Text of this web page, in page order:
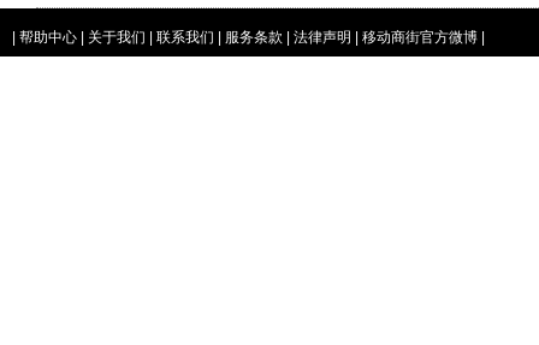
帮助中心 关于我们 联系我们 服务条款 法律声明 移动商街官方微博